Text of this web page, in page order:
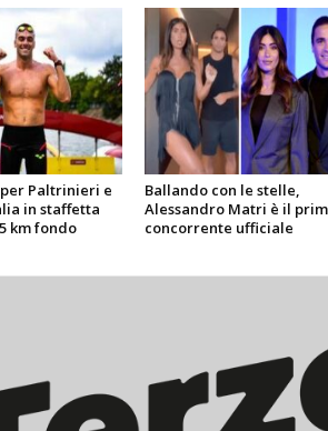
Paltrinieri e
in staffetta
km fondo
Ballando con le stelle,
Alessandro Matri è il
concorrente ufficiale